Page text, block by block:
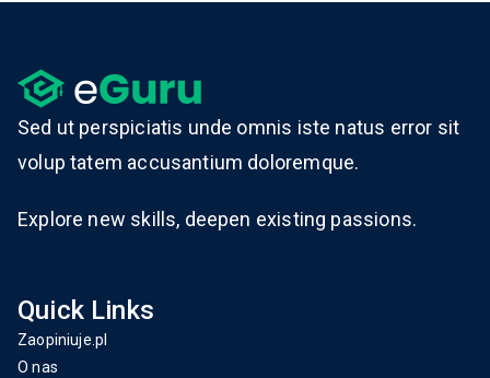
Sed ut perspiciatis unde omnis iste natus error sit
volup tatem accusantium doloremque.
Explore new skills, deepen existing passions.
Quick Links
Zaopiniuje.pl
O nas